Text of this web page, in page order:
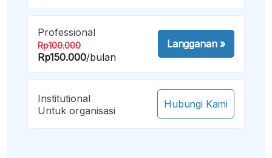
Professional
Rp100.000
Rp150.000/bulan
Langganan»
Institutional
Untuk organisasi
Hubungi Kami